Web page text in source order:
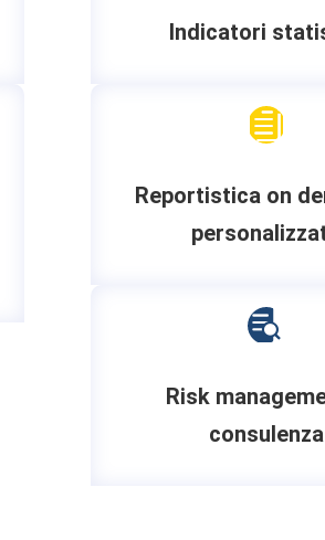
Indicatori

Reportistica on

Risk
consulenza